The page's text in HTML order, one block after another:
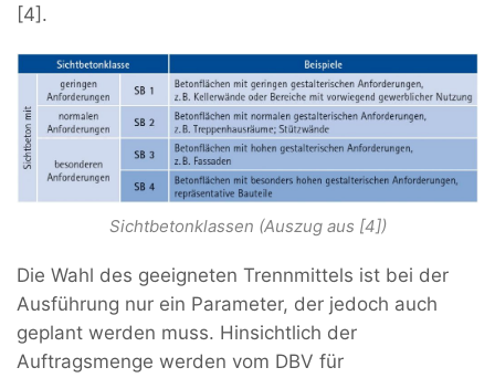
[4].
Sichtbetonklassen (Auszug aus [4])
Die Wahl des geeigneten Trennmittels ist bei der
Ausführung nur ein Parameter, der jedoch auch
geplant werden muss. Hinsichtlich der
Auftragsmenge werden vom DBV für